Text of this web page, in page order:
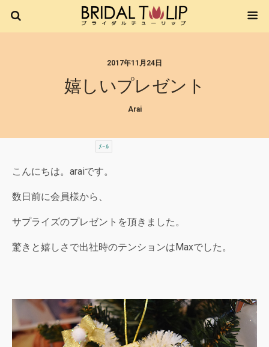
2017年11月24日
嬉しいプレゼント
Arai
ﾒｰﾙ
こんにちは。araiです。
数日前に会員様から、
サプライズのプレゼントを頂きました。
驚きと嬉しさで出社時のテンションはMaxでした。